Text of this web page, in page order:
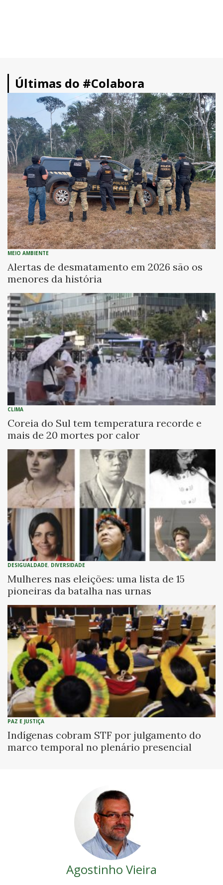
Últimas do #Colabora
MEIO AMBIENTE
Alertas de desmatamento em 2026 são os
menores da história
CLIMA
Coreia do Sul tem temperatura recorde e
mais de 20 mortes por calor
DESIGUALDADE, DIVERSIDADE
Mulheres nas eleições: uma lista de 15
pioneiras da batalha nas urnas
PAZ E JUSTIÇA
Indígenas cobram STF por julgamento do
marco temporal no plenário presencial
Agostinho Vieira